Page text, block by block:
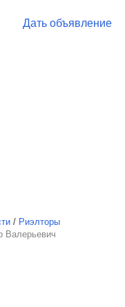
Дать объявление
/ Риэлторы
Валерьевич